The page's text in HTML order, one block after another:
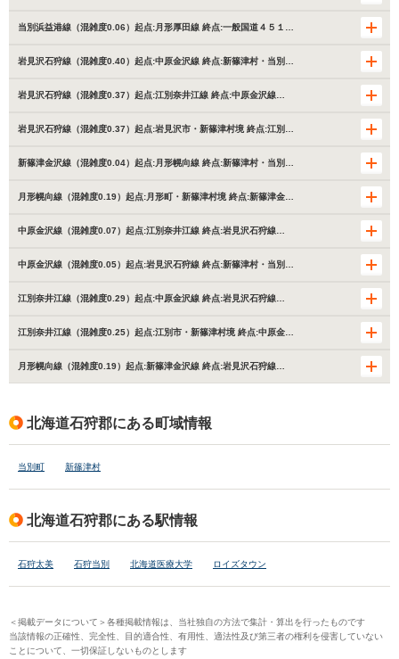
当別浜益港線（混雑度0.06）起点:月形厚田線 終点:一般国道４５１…
岩見沢石狩線（混雑度0.40）起点:中原金沢線 終点:新篠津村・当別…
岩見沢石狩線（混雑度0.37）起点:江別奈井江線 終点:中原金沢線…
岩見沢石狩線（混雑度0.37）起点:岩見沢市・新篠津村境 終点:江別…
新篠津金沢線（混雑度0.04）起点:月形幌向線 終点:新篠津村・当別…
月形幌向線（混雑度0.19）起点:月形町・新篠津村境 終点:新篠津金…
中原金沢線（混雑度0.07）起点:江別奈井江線 終点:岩見沢石狩線…
中原金沢線（混雑度0.05）起点:岩見沢石狩線 終点:新篠津村・当別…
江別奈井江線（混雑度0.29）起点:中原金沢線 終点:岩見沢石狩線…
江別奈井江線（混雑度0.25）起点:江別市・新篠津村境 終点:中原金…
月形幌向線（混雑度0.19）起点:新篠津金沢線 終点:岩見沢石狩線…
北海道石狩郡にある町域情報
当別町 新篠津村
北海道石狩郡にある駅情報
石狩太美 石狩当別 北海道医療大学 ロイズタウン
＜掲載データについて＞各種掲載情報は、当社独自の方法で集計・算出を行ったものです
当該情報の正確性、完全性、目的適合性、有用性、適法性及び第三者の権利を侵害していない
ことについて、一切保証しないものとします